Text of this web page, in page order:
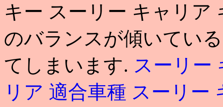
キー スーリー キャリア
のバランスが傾いてい
てしまいます. スーリー
リア 適合車種 スーリー